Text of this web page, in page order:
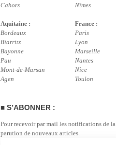
Cahors
Nîmes
Aquitaine :
Bordeaux
Biarritz
Bayonne
Pau
Mont-de-Marsan
Agen
France :
Paris
Lyon
Marseille
Nantes
Nice
Toulon
S’ABONNER :
Pour recevoir par mail les notifications de la
parution de nouveaux articles.